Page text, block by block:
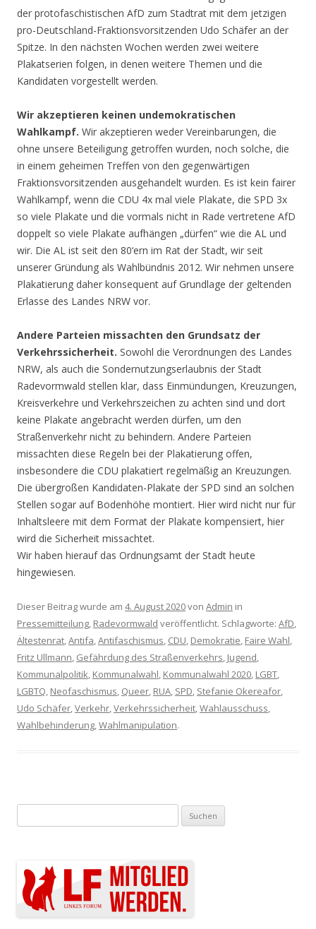
der protofaschistischen AfD zum Stadtrat mit dem jetzigen
pro-Deutschland-Fraktionsvorsitzenden Udo Schäfer an der
Spitze. In den nächsten Wochen werden zwei weitere
Plakatserien folgen, in denen weitere Themen und die
Kandidaten vorgestellt werden.
Wir akzeptieren keinen undemokratischen
Wahlkampf. Wir akzeptieren weder Vereinbarungen, die
ohne unsere Beteiligung getroffen wurden, noch solche, die
in einem geheimen Treffen von den gegenwärtigen
Fraktionsvorsitzenden ausgehandelt wurden. Es ist kein fairer
Wahlkampf, wenn die CDU 4x mal viele Plakate, die SPD 3x
so viele Plakate und die vormals nicht in Rade vertretene AfD
doppelt so viele Plakate aufhängen „dürfen“ wie die AL und
wir. Die AL ist seit den 80‘ern im Rat der Stadt, wir seit
unserer Gründung als Wahlbündnis 2012. Wir nehmen unsere
Plakatierung daher konsequent auf Grundlage der geltenden
Erlasse des Landes NRW vor.
Andere Parteien missachten den Grundsatz der
Verkehrssicherheit. Sowohl die Verordnungen des Landes
NRW, als auch die Sondernutzungserlaubnis der Stadt
Radevormwald stellen klar, dass Einmündungen, Kreuzungen,
Kreisverkehre und Verkehrszeichen zu achten sind und dort
keine Plakate angebracht werden dürfen, um den
Straßenverkehr nicht zu behindern. Andere Parteien
missachten diese Regeln bei der Plakatierung offen,
insbesondere die CDU plakatiert regelmäßig an Kreuzungen.
Die übergroßen Kandidaten-Plakate der SPD sind an solchen
Stellen sogar auf Bodenhöhe montiert. Hier wird nicht nur für
Inhaltsleere mit dem Format der Plakate kompensiert, hier
wird die Sicherheit missachtet.
Wir haben hierauf das Ordnungsamt der Stadt heute
hingewiesen.
Dieser Beitrag wurde am 4. August 2020von Admin in
Pressemitteilung, Radevormwald veröffentlicht. Schlagworte: AfD,
Ältestenrat,Antifa,Antifaschismus, CDU, Demokratie, Faire Wahl,
Fritz Ullmann, Gefährdung des Straßenverkehrs, Jugend,
Kommunalpolitik, Kommunalwahl, Kommunalwahl 2020, LGBT,
LGBTQ, Neofaschismus, Queer, RUA, SPD, Stefanie Okereafor,
Udo Schäfer,Verkehr,Verkehrssicherheit,Wahlausschuss,
Wahlbehinderung,Wahlmanipulation.